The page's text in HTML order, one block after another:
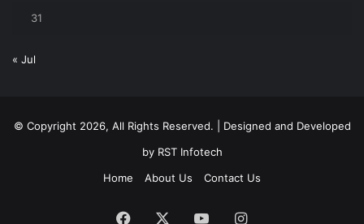
31
« Jul
© Copyright 2026, All Rights Reserved. | Designed and Developed
byRST Infotech
Home
About Us Contact Us
Facebook YouTubeInstagram